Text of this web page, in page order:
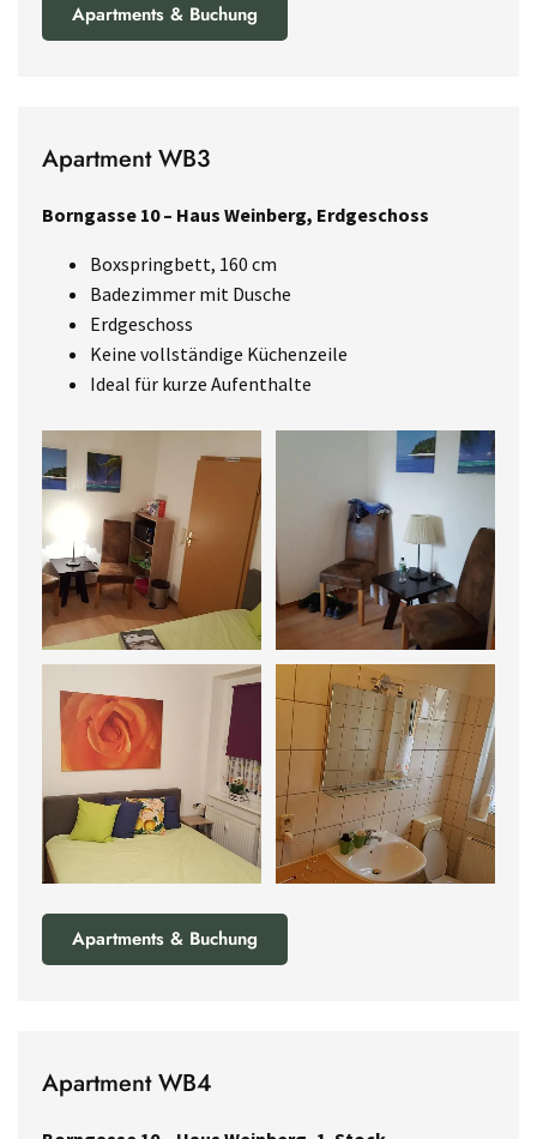
Apartments & Buchung
Apartment WB3
Borngasse 10 – Haus Weinberg, Erdgeschoss
Boxspringbett, 160 cm
Badezimmer mit Dusche
Erdgeschoss
Keine vollständige Küchenzeile
Ideal für kurze Aufenthalte
Apartments & Buchung
Apartment WB4